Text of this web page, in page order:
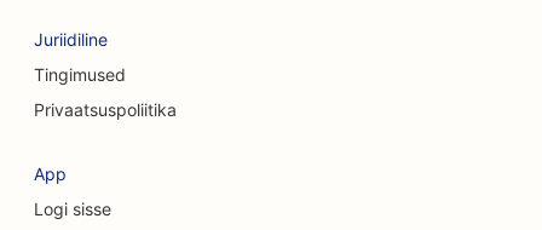
SEO kraniofatsiaalsetele kirurgidele
SEO konsultatsioonifirmadele
SEO krediidiühistutele
Juriidiline
Tingimused
Privaatsuspoliitika
App
Logi sisse